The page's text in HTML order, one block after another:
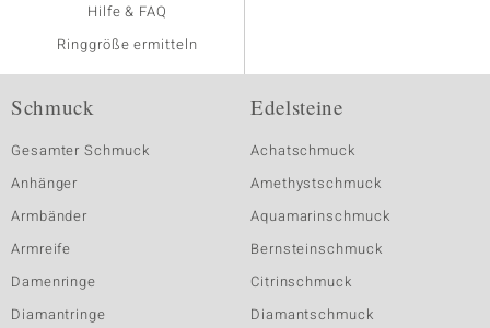
Hilfe & FAQ
Ringgröße ermitteln
Schmuck
Gesamter Schmuck
Anhänger
Armbänder
Armreife
Damenringe
Diamantringe
Edelsteine
Achatschmuck
Amethystschmuck
Aquamarinschmuck
Bernsteinschmuck
Citrinschmuck
Diamantschmuck